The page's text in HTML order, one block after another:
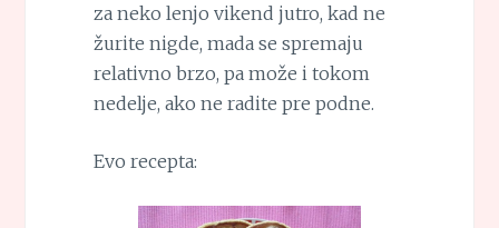
za neko lenjo vikend jutro, kad ne
žurite nigde, mada se spremaju
relativno brzo, pa može i tokom
nedelje, ako ne radite pre podne.
Evo recepta: